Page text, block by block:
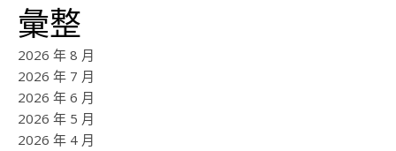
彙整
2026 年 8 月
2026 年 7 月
2026 年 6 月
2026 年 5 月
2026 年 4 月